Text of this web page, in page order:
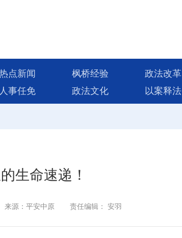
点新闻 枫桥经验 政法改革
事任免
政法文化 以案释法
生命速递！
来源：平安中原 责任编辑： 安羽